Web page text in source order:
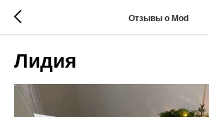
Отзывы о Mod
Лидия